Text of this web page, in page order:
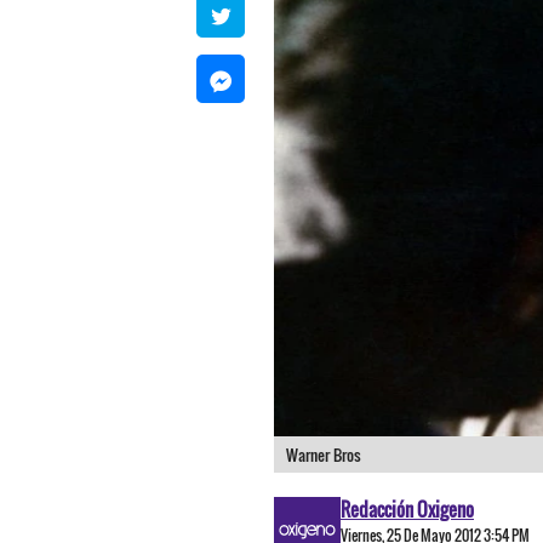
Warner Bros
Redacción Oxigeno
Viernes, 25 De Mayo 2012 3:54 PM